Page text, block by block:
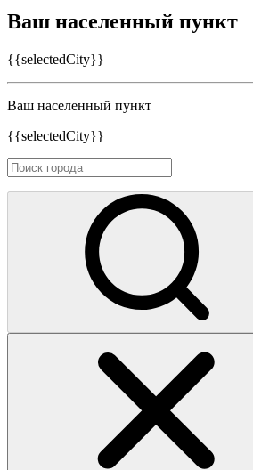
Ваш населенный пункт
{{selectedCity}}
Ваш населенный пункт
{{selectedCity}}